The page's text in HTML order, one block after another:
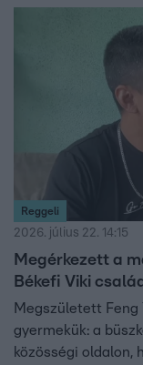
Reggeli
2026. július 22. 14:15
Megérkezett a
Békefi Viki
Megszületett Feng
gyermekük: a
közösségi oldalon,